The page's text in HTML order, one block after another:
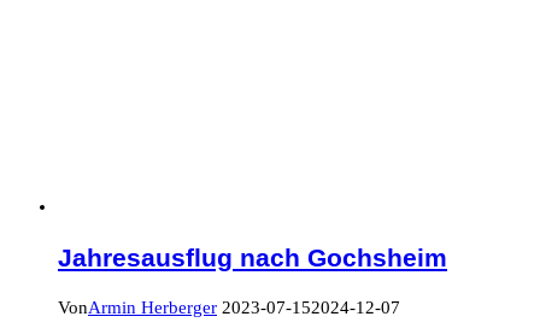
Jahresausflug nach Gochsheim
VonArmin Herberger 2023-07-152024-12-07